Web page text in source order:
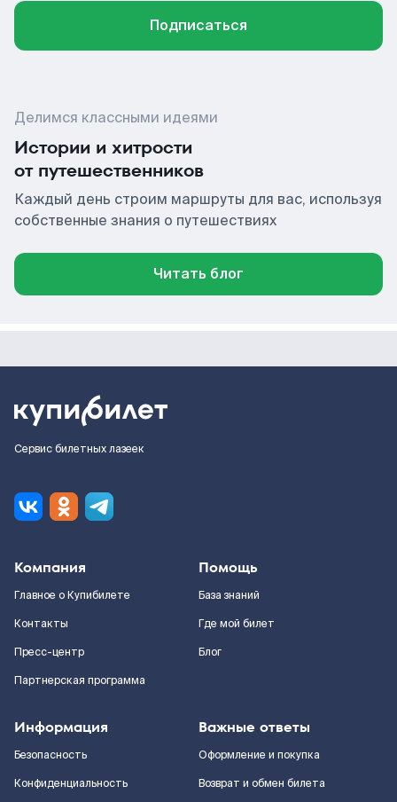
Подписаться
Делимся классными идеями
Истории и хитрости
от путешественников
Каждый день строим маршруты для вас, используя
собственные знания о путешествиях
Читать блог
Сервис билетных лазеек
Компания
Главное о Купибилете
Контакты
Пресс-центр
Партнерская программа
Помощь
База знаний
Где мой билет
Блог
Информация
Безопасность
Конфиденциальность
Важные ответы
Оформление и покупка
Возврат и обмен билета